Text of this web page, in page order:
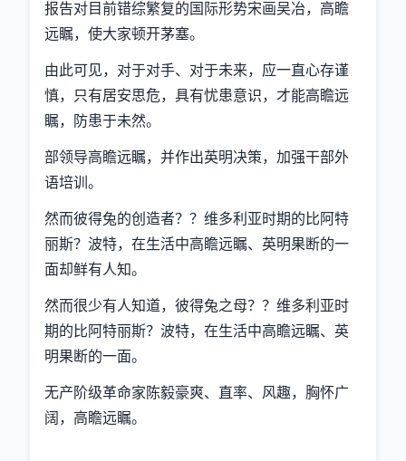
报告对目前错综繁复的国际形势宋画吴冶，高瞻
远瞩，使大家顿开茅塞。
由此可见，对于对手、对于未来，应一直心存谨
慎，只有居安思危，具有忧患意识，才能高瞻远
瞩，防患于未然。
部领导高瞻远瞩，并作出英明决策，加强干部外
语培训。
然而彼得兔的创造者？？维多利亚时期的比阿特
丽斯？波特，在生活中高瞻远瞩、英明果断的一
面却鲜有人知。
然而很少有人知道，彼得兔之母？？维多利亚时
期的比阿特丽斯？波特，在生活中高瞻远瞩、英
明果断的一面。
无产阶级革命家陈毅豪爽、直率、风趣，胸怀广
阔，高瞻远瞩。